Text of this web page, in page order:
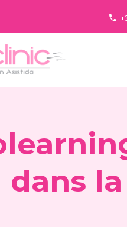
dans